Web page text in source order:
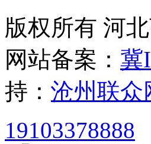
版权所有 河
网站备案： 冀
持： 沧州联众
19103378888